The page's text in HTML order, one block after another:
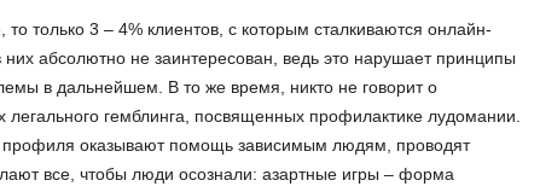
то только 3 – 4% клиентов, с которым сталкиваются онлайн-
абсолютно не заинтересован, ведь это нарушает принципы
в дальнейшем. В то же время, никто не говорит о
легального гемблинга, посвященных профилактике лудомании.
профиля оказывают помощь зависимым людям, проводят
все, чтобы люди осознали: азартные игры – форма